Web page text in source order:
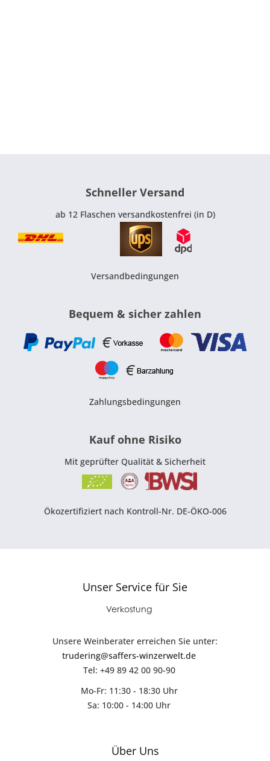
Zicklein aus dem Ofen mit gebratenen
Kartoffelscheiben.
Schneller Versand
ab 12 Flaschen versandkostenfrei (in D)
Versandbedingungen
Bequem & sicher zahlen
Zahlungsbedingungen
Kauf ohne Risiko
Mit geprüfter Qualität & Sicherheit
Ökozertifiziert nach Kontroll-Nr. DE-ÖKO-006
Unser Service für Sie
Verkostung
Unsere Weinberater erreichen Sie unter:
trudering@saffers-winzerwelt.de
Tel: +49 89 42 00 90-90
Mo-Fr: 11:30 - 18:30 Uhr
Sa: 10:00 - 14:00 Uhr
Über Uns